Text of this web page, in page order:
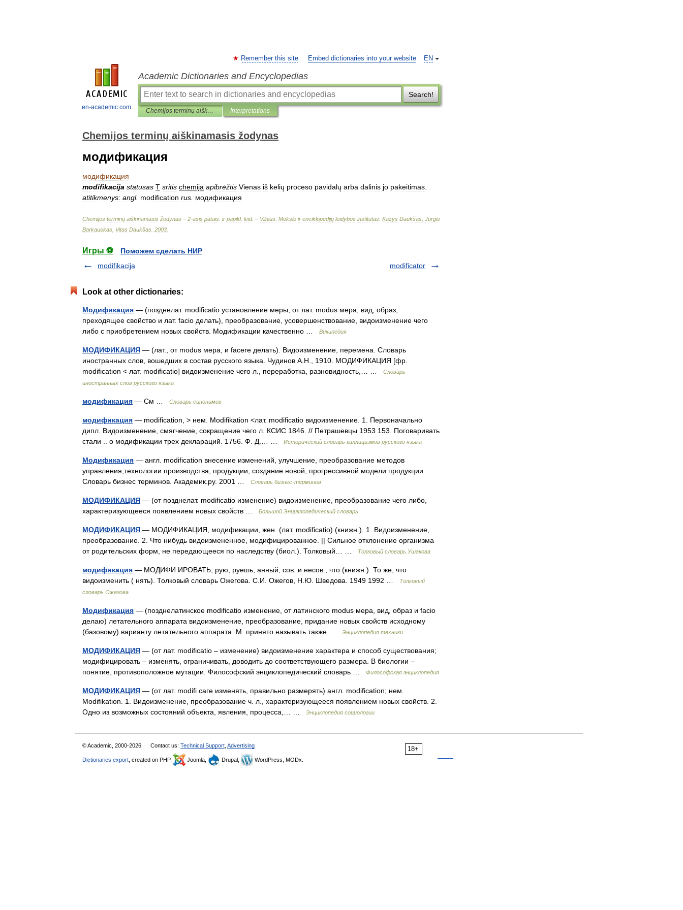
en-academic.com
EN
Remember this site Embed dictionaries into your website
Academic Dictionaries and Encyclopedias
Search!
Chemijos terminų aiškinamasis žodynas Interpretations
Chemijos terminų aiškinamasis žodynas
модификация
модификация
modifikacija statusas T sritis chemija apibrėžtis Vienas iš kelių proceso pavidalų arba dalinis jo pakeitimas
atitikmenys: angl. modification rus модификация
Chemijos terminų aiškinamasis žodynas – 2-asis patais ir papild. leid. – Vilnius: Mokslo ir enciklopedijų leidybos institutas Kazys Daukšas Jurgis
Barkauskas Vitas Daukšas 2003
Игры ⚽
Поможем сделать НИР
modifikacija
modificator
Look at other dictionaries:
Модификация — (позднелат. modificatio установление меры, от лат. modus мера, вид, образ,
преходящее свойство и лат. facio делать), преобразование, усовершенствование, видоизменение чего
либо с приобретением новых свойств. Модификации качественно …
Википедия
МОДИФИКАЦИЯ — (лат., от modus мера, и facere делать). Видоизменение, перемена. Словарь
иностранных слов, вошедших в состав русского языка. Чудинов А.Н., 1910. МОДИФИКАЦИЯ [фр.
modification < лат. modificatio] видоизменение чего л., переработка, разновидность,… …
Словарь
иностранных слов русского языка
модификация — См … Словарь синонимов
модификация — modification, > нем. Modifikation <лат. modificatio видоизменение. 1. Первоначально
дипл. Видоизменение, смягчение, сокращение чего л. КСИС 1846. // Петрашевцы 1953 153. Поговаривать
стали .. о модификации трех деклараций. 1756. Ф. Д.… …
Исторический словарь галлицизмов русского языка
Модификация — англ. modification внесение изменений, улучшение, преобразование методов
управления,технологии производства, продукции, создание новой, прогрессивной модели продукции.
Словарь бизнес терминов. Академик.ру. 2001 …
Словарь бизнес-терминов
МОДИФИКАЦИЯ — (от позднелат. modificatio изменение) видоизменение, преобразование чего либо,
характеризующееся появлением новых свойств …
Большой Энциклопедический словарь
МОДИФИКАЦИЯ — МОДИФИКАЦИЯ, модификации, жен. (лат. modificatio) (книжн.). 1. Видоизменение,
преобразование. 2. Что нибудь видоизмененное, модифицированное. || Сильное отклонение организма
от родительских форм, не передающееся по наследству (биол.). Толковый… …
Толковый словарь Ушакова
модификация — МОДИФИ ИРОВАТЬ, рую, руешь; анный; сов. и несов., что (книжн.). То же, что
видоизменить ( нять). Толковый словарь Ожегова. С.И. Ожегов, Н.Ю. Шведова. 1949 1992 …
Толковый
словарь Ожегова
Модификация — (позднелатинское modificatio изменение, от латинского modus мера, вид, образ и facio
делаю) летательного аппарата видоизменение, преобразование, придание новых свойств исходному
(базовому) варианту летательного аппарата. М. принято называть также …
Энциклопедия техники
МОДИФИКАЦИЯ — (от лат. modificatio – изменение) видоизменение характера и способ существования;
модифицировать – изменять, ограничивать, доводить до соответствующего размера. В биологии –
понятие, противоположное мутации. Философский энциклопедический словарь …
Философская энциклопедия
МОДИФИКАЦИЯ — (от лат. modifi саге изменять, правильно размерять) англ. modification; нем.
Modifikation. 1. Видоизменение, преобразование ч. л., характеризующееся появлением новых свойств. 2.
Одно из возможных состояний объекта, явления, процесса,… …
Энциклопедия социологии
18+
© Academic, 2000-2026 Contact us: Technical Support Advertising
Dictionaries export , created on PHP, Joomla, Drupal, WordPress, MODx.